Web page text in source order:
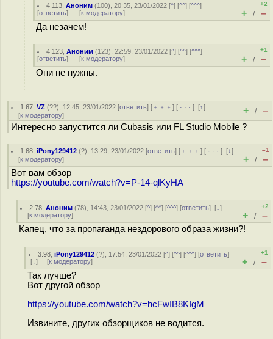
4.113 ,Аноним (100), 20:35, 23/01/2022 [^] [^^] [^^^]
[ответить] [к модератору]
+2
+ / –
Да незачем!
4.123 ,Аноним (123), 22:59, 23/01/2022 [^] [^^] [^^^]
[ответить] [к модератору]
+1
+ / –
Они не нужны.
1.67 ,VZ (??), 12:45, 23/01/2022 [ответить] [ ﹢﹢﹢] [ · · ·][↑]
[к модератору] + / –
Интересно запустится ли Cubasis или FL Studio Mobile ?
1.68 ,iPony129412 (?), 13:29, 23/01/2022 [ответить] [ ﹢﹢﹢] [ · · ·][↓]
[к модератору]
–1
+ / –
Вот вам обзор
https://youtube.com/watch?v=P-14-qlKyHA
2.78 ,Аноним (78), 14:43, 23/01/2022 [^] [^^] [^^^] [ответить][↓]
[к модератору]
+2
+ / –
Капец, что за пропаганда нездорового образа жизни?!
3.98 ,iPony129412 (?), 17:54, 23/01/2022 [^] [^^] [^^^] [ответить]
[↓] [к модератору]
+1
+ / –
Так лучше?
Вот другой обзор
https://youtube.com/watch?v=hcFwIB8KIgM
Извините, других обзорщиков не водится.